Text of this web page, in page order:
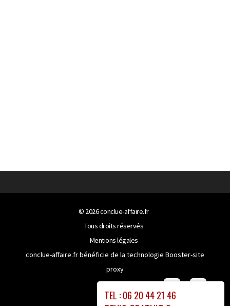
TEL : 06 20 44 21 46
© 2026conclue-affaire.fr
Tous droits réservés
Mentions légales
conclue-affaire.fr bénéficie de la technologie Booster-site
proxy